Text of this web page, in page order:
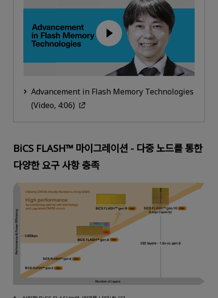
Advancement in Flash Memory Technologies
(Video, 4:06)
BiCS FLASH™ 마이그레이션 - 다중 노드를 통한
다양한 요구 사항 충족